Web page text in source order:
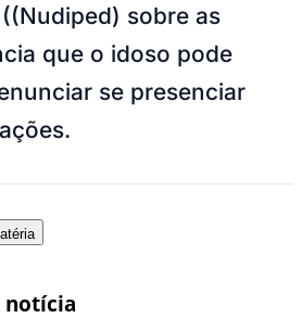
sobre as
que o idoso pode
se presenciar
notícia